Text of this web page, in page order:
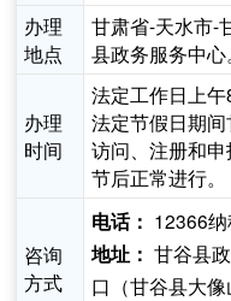
办理
地点
甘肃省-天水市-
县政务服务中心
办理
时间
法定工作日上午
法定节假日期
访问、注册和
节后正常进行。
咨询
方式
电话： 12366
地址： 甘谷县
口（甘谷县大像